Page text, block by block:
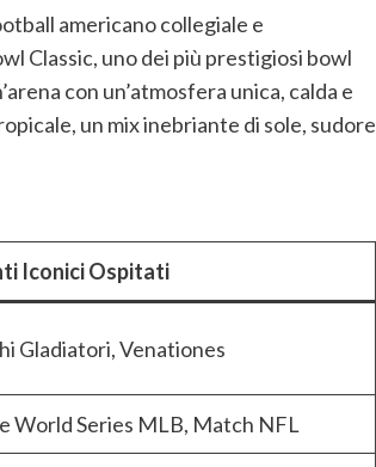
americano collegiale e
Classic, uno dei più prestigiosi bowl
con un’atmosfera unica, calda e
un mix inebriante di sole, sudore
Iconici Ospitati
Gladiatori, Venationes
World Series MLB, Match NFL